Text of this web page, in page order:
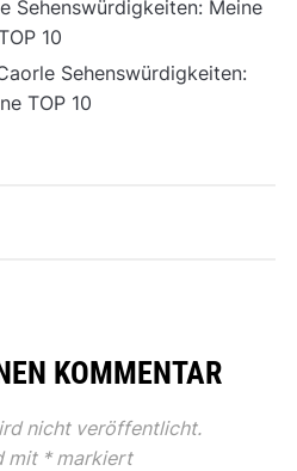
Sehenswürdigkeiten: Meine
10
Sehenswürdigkeiten:
TOP 10
KOMMENTAR
nicht veröffentlicht.
mit *markiert